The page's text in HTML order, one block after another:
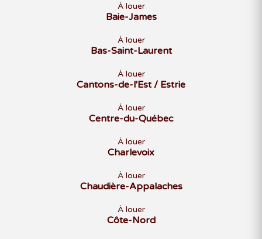
À louer
Baie-James
À louer
Bas-Saint-Laurent
À louer
Cantons-de-l'Est / Estrie
À louer
Centre-du-Québec
À louer
Charlevoix
À louer
Chaudière-Appalaches
À louer
Côte-Nord